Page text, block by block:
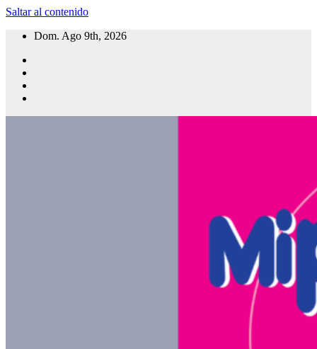
Saltar al contenido
Dom. Ago 9th, 2026